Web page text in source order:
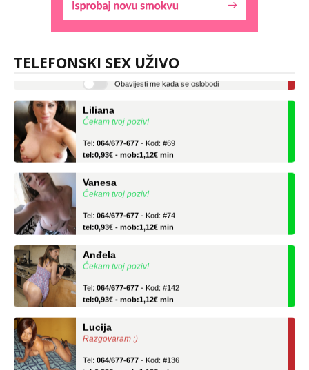
TELEFONSKI SEX UŽIVO
Lucija
tel:0,93€ - mob:1,12€ min
Čekam tvoj poziv!
tel:0,93€ - mob:1,12€ min
Čekam tvoj poziv!
tel:0,93€ - mob:1,12€ min
Čekam tvoj poziv!
tel:0,93€ - mob:1,12€ min
Razgovaram :)
tel:0,93€ - mob:1,12€ min